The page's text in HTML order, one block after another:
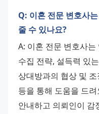
Q: 이혼 전문 변호사
줄 수 있나요?
A: 이혼 전문 변호사
수집 전략, 설득력 있
상대방과의 협상 및
등을 통해 도움을 드
안내하고 의뢰인이 감